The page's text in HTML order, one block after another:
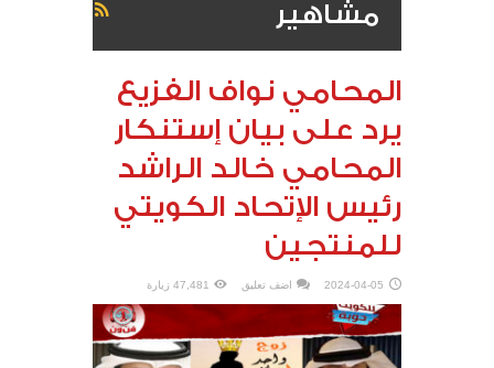
مشاهير
المحامي نواف الفزيع
يرد على بيان إستنكار
المحامي خالد الراشد
رئيس الإتحاد الكويتي
للمنتجين
2024-04-05 اضف تعليق 47,481 زيارة